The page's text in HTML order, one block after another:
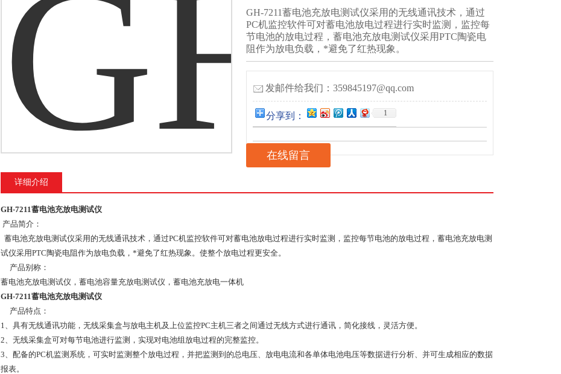
GH-7211蓄电池充放电测试仪采用的无线通讯技术，通过
PC机监控软件可对蓄电池放电过程进行实时监测，监控每
节电池的放电过程，蓄电池充放电测试仪采用PTC陶瓷电
阻作为放电负载，*避免了红热现象。
发邮件给我们：359845197@qq.com
分享到： 1
在线留言
详细介绍
GH-7211蓄电池充放电测试仪
产品简介：
蓄电池充放电测试仪采用的无线通讯技术，通过PC机监控软件可对蓄电池放电过程进行实时监测，监控每节电池的放电过程，蓄电池充放电测
试仪采用PTC陶瓷电阻作为放电负载，*避免了红热现象。使整个放电过程更安全。
产品别称：
蓄电池充放电测试仪，蓄电池容量充放电测试仪，蓄电池充放电一体机
GH-7211蓄电池充放电测试仪
产品特点：
1、具有无线通讯功能，无线采集盒与放电主机及上位监控PC主机三者之间通过无线方式进行通讯，简化接线，灵活方便。
2、无线采集盒可对每节电池进行监测，实现对电池组放电过程的完整监控。
3、配备的PC机监测系统，可实时监测整个放电过程，并把监测到的总电压、放电电流和各单体电池电压等数据进行分析、并可生成相应的数据
报表。